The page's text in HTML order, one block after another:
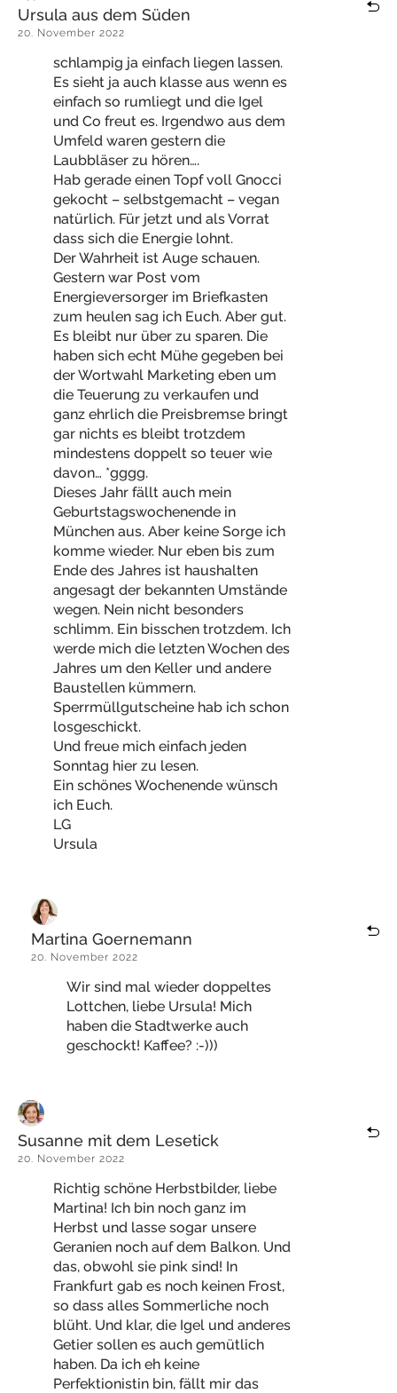
Ursula aus dem Süden
20. November 2022
schlampig ja einfach liegen lassen.
Es sieht ja auch klasse aus wenn es
einfach so rumliegt und die Igel
und Co freut es. Irgendwo aus dem
Umfeld waren gestern die
Laubbläser zu hören….
Hab gerade einen Topf voll Gnocci
gekocht – selbstgemacht – vegan
natürlich. Für jetzt und als Vorrat
dass sich die Energie lohnt.
Der Wahrheit ist Auge schauen.
Gestern war Post vom
Energieversorger im Briefkasten
zum heulen sag ich Euch. Aber gut.
Es bleibt nur über zu sparen. Die
haben sich echt Mühe gegeben bei
der Wortwahl Marketing eben um
die Teuerung zu verkaufen und
ganz ehrlich die Preisbremse bringt
gar nichts es bleibt trotzdem
mindestens doppelt so teuer wie
davon… *gggg.
Dieses Jahr fällt auch mein
Geburtstagswochenende in
München aus. Aber keine Sorge ich
komme wieder. Nur eben bis zum
Ende des Jahres ist haushalten
angesagt der bekannten Umstände
wegen. Nein nicht besonders
schlimm. Ein bisschen trotzdem. Ich
werde mich die letzten Wochen des
Jahres um den Keller und andere
Baustellen kümmern.
Sperrmüllgutscheine hab ich schon
losgeschickt.
Und freue mich einfach jeden
Sonntag hier zu lesen.
Ein schönes Wochenende wünsch
ich Euch.
LG
Ursula
Martina Goernemann
20. November 2022
Wir sind mal wieder doppeltes
Lottchen, liebe Ursula! Mich
haben die Stadtwerke auch
geschockt! Kaffee? :-)))
Susanne mit dem Lesetick
20. November 2022
Richtig schöne Herbstbilder, liebe
Martina! Ich bin noch ganz im
Herbst und lasse sogar unsere
Geranien noch auf dem Balkon. Und
das, obwohl sie pink sind! In
Frankfurt gab es noch keinen Frost,
so dass alles Sommerliche noch
blüht. Und klar, die Igel und anderes
Getier sollen es auch gemütlich
haben. Da ich eh keine
Perfektionistin bin, fällt mir das